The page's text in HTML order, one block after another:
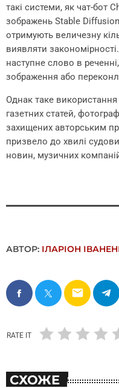
такі системи, як чат-бот
зображень Stable
отримують величезну
виявляти
наступне слово в
зображення або
Однак таке
газетних статей,
захищених авторським
призвело до хвилі
новин, музичних компаній
АВТОР: ІЛАРІОН
email
RATE IT
СХОЖЕ